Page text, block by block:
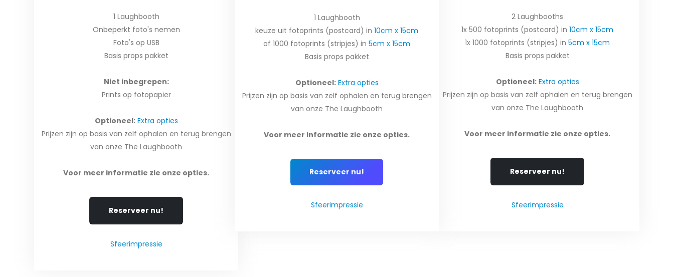
1 Laughbooth
Onbeperkt foto's nemen
Foto's op USB
Basis props pakket
Niet inbegrepen:
Prints op fotopapier
Optioneel: Extra opties
Prijzen zijn op basis van zelf ophalen en terug brengen
van onze The Laughbooth
Voor meer informatie zie onze opties.
Reserveer nu!
Sfeerimpressie
1 Laughbooth
keuze uit fotoprints (postcard) in 10cm x 15cm
of 1000 fotoprints (stripjes) in 5cm x 15cm
Basis props pakket
Optioneel: Extra opties
Prijzen zijn op basis van zelf ophalen en terug brengen
van onze The Laughbooth
Voor meer informatie zie onze opties.
Reserveer nu!
Sfeerimpressie
2 Laughbooths
1x 500 fotoprints (postcard) in 10cm x 15cm
1x 1000 fotoprints (stripjes) in 5cm x 15cm
Basis props pakket
Optioneel: Extra opties
Prijzen zijn op basis van zelf ophalen en terug brengen
van onze The Laughbooth
Voor meer informatie zie onze opties.
Reserveer nu!
Sfeerimpressie